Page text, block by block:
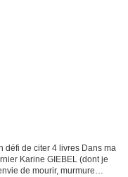
défi de citer 4 livres Dans ma
Karine GIEBEL (dont je
de mourir, murmure